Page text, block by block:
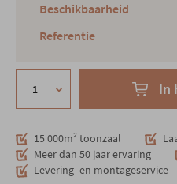
Beschikbaarheid
Referentie
In
15 000m² toonzaal
Meer dan 50 jaar ervaring
Levering- en montageservice